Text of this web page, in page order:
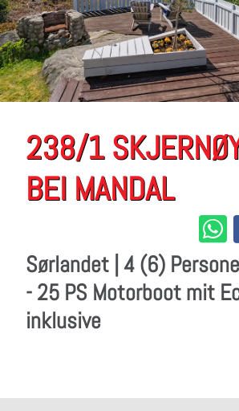
238/1
BEI MANDAL
Sørlandet | 4 (6)
- 25 PS Motorboot mit
inklusive